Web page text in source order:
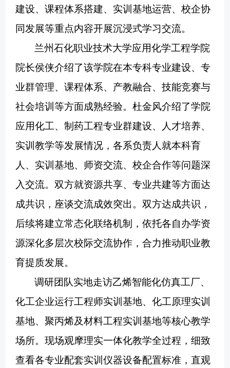
建设、课程体系搭建、实训基地运营、校企协
同发展等重点内容开展沉浸式学习交流。
兰州石化职业技术大学应用化学工程学院
院长侯侠介绍了该学院在本专科专业建设、专
业群管理、课程体系、产教融合、技能竞赛与
社会培训等方面成熟经验。杜金风介绍了学院
应用化工、制药工程专业群建设、人才培养、
实训教学等发展情况，各系负责人就本科育
人、实训基地、师资交流、校企合作等问题深
入交流。双方就资源共享、专业共建等方面达
成共识，座谈交流成效突出。双方达成共识，
后续将建立常态化联络机制，依托各自办学资
源深化多层次校际交流协作，合力推动职业教
育提质发展。
调研团队实地走访乙烯智能化仿真工厂、
化工企业运行工程师实训基地、化工原理实训
基地、聚丙烯及材料工程实训基地等核心教学
场所。现场观摩理实一体化教学全过程，细致
查看各专业配套实训仪器设备配置标准，直观